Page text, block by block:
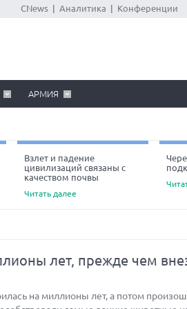
CNews Аналитика Конференции
АРМИЯ
Взлет и падение
цивилизаций связаны с
качеством почвы
Читать далее
лет, прежде чем
на миллионы лет, а потом